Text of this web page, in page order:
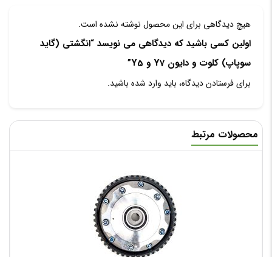
هیچ دیدگاهی برای این محصول نوشته نشده است.
اولین کسی باشید که دیدگاهی می نویسد “انگشتی (گاید
سوپاپ) کلوت و دایون Y7 و Y5”
برای فرستادن دیدگاه، باید وارد شده باشید.
محصولات مرتبط